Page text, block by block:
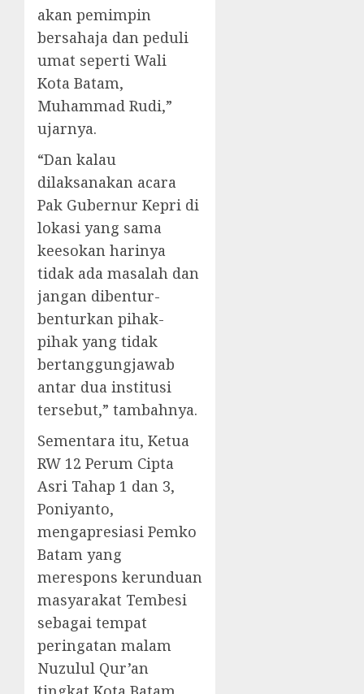
akan pemimpin
bersahaja dan peduli
umat seperti Wali
Kota Batam,
Muhammad Rudi,”
ujarnya.
“Dan kalau
dilaksanakan acara
Pak Gubernur Kepri di
lokasi yang sama
keesokan harinya
tidak ada masalah dan
jangan dibentur-
benturkan pihak-
pihak yang tidak
bertanggungjawab
antar dua institusi
tersebut,” tambahnya.
Sementara itu, Ketua
RW 12 Perum Cipta
Asri Tahap 1 dan 3,
Poniyanto,
mengapresiasi Pemko
Batam yang
merespons kerunduan
masyarakat Tembesi
sebagai tempat
peringatan malam
Nuzulul Qur’an